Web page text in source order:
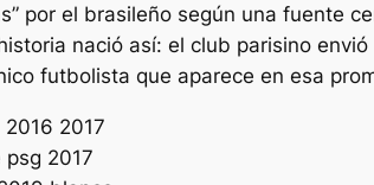
por el brasileño según una fuente
nació así: el club parisino
futbolista que aparece en esa